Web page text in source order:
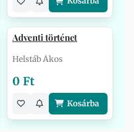
Adventi történet
Helstáb Ákos
0 Ft
Kosárba